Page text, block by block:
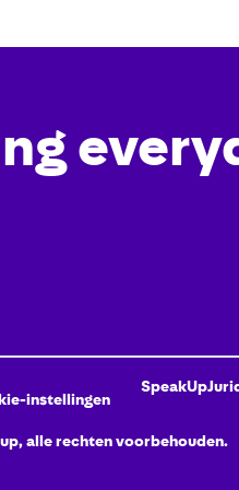
instellingen
SpeakUp
alle rechten voorbehouden.